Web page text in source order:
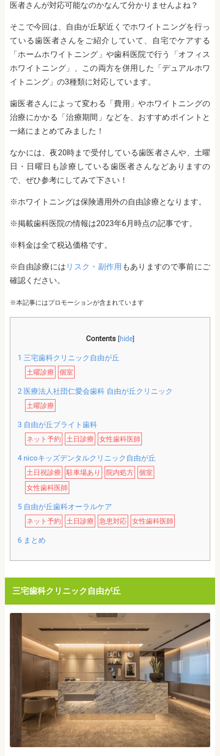
医者さんが対応可能なのかなんて分かりませんよね？
そこで今回は、自由が丘駅近くでホワイトニングを行っ
ている歯医者さんをご紹介していて、自宅でケアする
「ホームホワイトニング」や歯科医院で行う「オフィス
ホワイトニング」、この両方を併用した「デュアルホワ
イトニング」の3種類に対応しています。
歯医者さんによって変わる「費用」やホワイトニングの
治療にかかる「治療期間」などを、おすすめポイントと
一緒にまとめてみました！
なかには、夜20時まで受付している歯医者さんや、土曜
日・日曜日も診療している歯医者さんなどありますの
で、ぜひ参考にしてみて下さい！
※ホワイトニングは保険適用外の自由診療となります。
※掲載歯科医院の情報は2023年6月時点の記事です。
※料金は全て税込価格です。
※自由診療には リスク・副作用 もありますので事前にご
確認ください。
※本記事にはプロモーションが含まれています
Contents [hide]
1 三宅歯科クリニック自由が丘
土曜診療 個室
2医療法人社団仁愛会歯科 自由が丘クリニック
土曜診療
3自由が丘ブライト歯科
ネット予約 土日診療 女性歯科医師
4nicoキッズデンタルクリニック自由が丘
土日祝診療 駐車場あり 院内処方
個室
女性歯科医師
5自由が丘歯科オーラルケア
ネット予約 土日診療 急患対応 女性歯科医師
6まとめ
三宅歯科クリニック自由が丘